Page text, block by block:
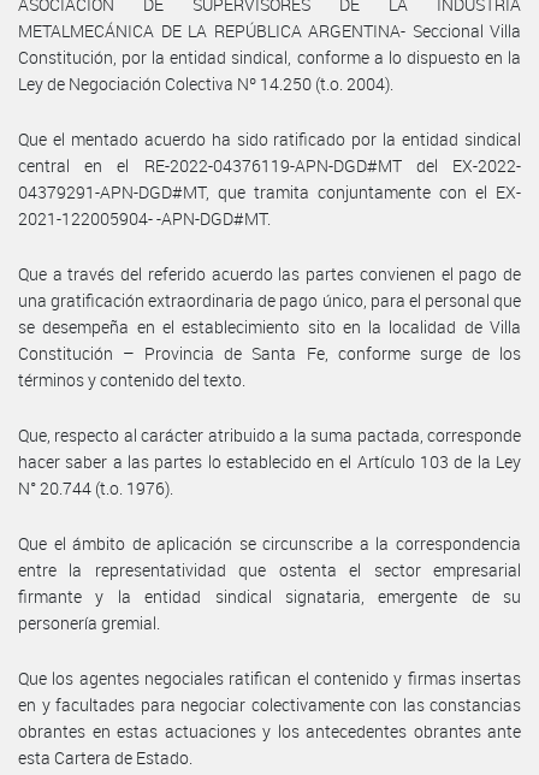
METALMECÁNICA DE LA REPÚBLICA ARGENTINA- Seccional Villa
Constitución, por la entidad sindical, conforme a lo dispuesto en la
Ley de Negociación Colectiva Nº 14.250 (t.o. 2004).
Que el mentado acuerdo ha sido ratificado por la entidad sindical
central en el RE-2022-04376119-APN-DGD#MT del EX-2022-
04379291-APN-DGD#MT, que tramita conjuntamente con el EX-
2021-122005904- -APN-DGD#MT.
Que a través del referido acuerdo las partes convienen el pago de
una gratificación extraordinaria de pago único, para el personal que
se desempeña en el establecimiento sito en la localidad de Villa
Constitución – Provincia de Santa Fe, conforme surge de los
términos y contenido del texto.
Que, respecto al carácter atribuido a la suma pactada, corresponde
hacer saber a las partes lo establecido en el Artículo 103 de la Ley
N° 20.744 (t.o. 1976).
Que el ámbito de aplicación se circunscribe a la correspondencia
entre la representatividad que ostenta el sector empresarial
firmante y la entidad sindical signataria, emergente de su
personería gremial.
Que los agentes negociales ratifican el contenido y firmas insertas
en y facultades para negociar colectivamente con las constancias
obrantes en estas actuaciones y los antecedentes obrantes ante
esta Cartera de Estado.